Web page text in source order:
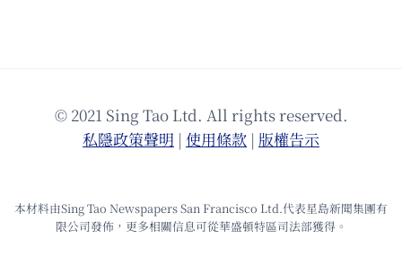
© 2021 Sing Tao Ltd. All rights reserved.
私隱政策聲明 | 使⽤條款 | 版權告⽰
本材料由Sing Tao Newspapers San Francisco Ltd.代表星島新聞集團有
限公司發佈，更多相關信息可從華盛頓特區司法部獲得。